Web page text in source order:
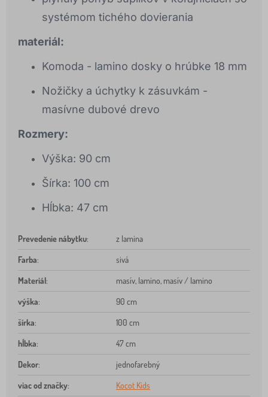
systémom tichého dovierania
materiál:
Komoda - lamino dosky o hrúbke 18 mm
Nožičky a úchytky k zásuvkám -
masívne dubové drevo
Rozmery:
Výška: 90 cm
Šírka: 100 cm
Hĺbka: 47 cm
Prevedenie nábytku: z lamina
Farba: sivá
Materiál: masív, lamino, masív / lamino
výška: 90 cm
šírka: 100 cm
hĺbka: 47 cm
Dekor: jednofarebný
viac od značky: Kocot Kids